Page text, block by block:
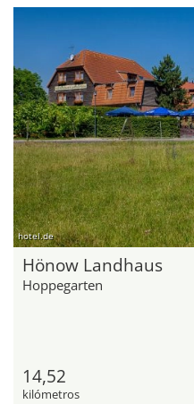
hotel.de
Hönow Landhaus
Hoppegarten
14,52
kilómetros